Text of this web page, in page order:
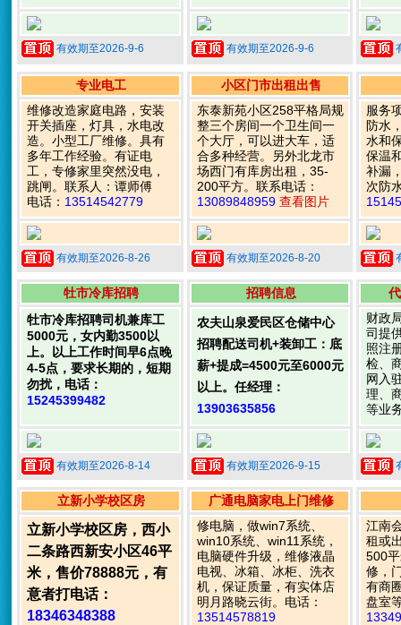
有效期至2026-9-6 有效期至2026-9-6
专业电工
维修改造家庭电路，安装
开关插座，灯具，水电改
造。小型工厂维修。具有
多年工作经验。有证电
工，专修家里突然没电，
跳闸。联系人：谭师傅
电话： 13514542779
有效期至2026-8-26
小区门市出租出售
东泰新苑小区258平格局规
整三个房间一个卫生间一
个大厅，可以进大车，适
合多种经营。另外北龙市
场西门有库房出租，35-
200平方。联系电话：
13089848959 查看图片
有效期至2026-8-20
服务
防水
水和
保温
补漏
次防
牡市冷库招聘
牡市冷库招聘司机兼库工
5000元，女内勤3500以
上。以上工作时间早6点晚
4-5点，要求长期的，短期
勿扰，电话：
15245399482
有效期至2026-8-14
招聘信息
农夫山泉爱民区仓储中心
招聘配送司机+装卸工：底
薪+提成=4500元至6000元
以上。任经理：
13903635856
有效期至2026-9-15
财政
司提
照注
检、
网入
理、
等业
立新小学校区房
立新小学校区房，西小
二条路西新安小区46平
米，售价78888元，有
意者打电话：
18346348388
广通电脑家电上门维修
修电脑，做win7系统、
win10系统、win11系统，
电脑硬件升级，维修液晶
电视、冰箱、冰柜、洗衣
机，保证质量，有实体店
明月路晓云街。电话：
13514578819
江南
租或
500
修，
有商
盘室